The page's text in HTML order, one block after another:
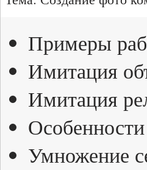
Примеры
Имитация
Имитация
Умножение